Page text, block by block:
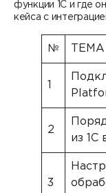
функции 1С и где
кейса с
№ ТЕМА
2
из 1С
3